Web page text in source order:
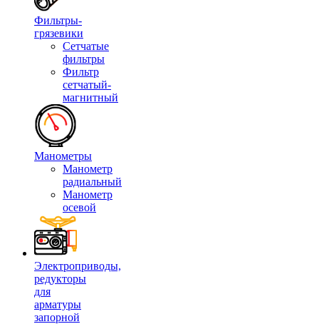
Фильтры-
грязевики
Сетчатые
фильтры
Фильтр
сетчатый-
магнитный
Манометры
Манометр
радиальный
Манометр
осевой
Электроприводы,
редукторы
для
арматуры
запорной